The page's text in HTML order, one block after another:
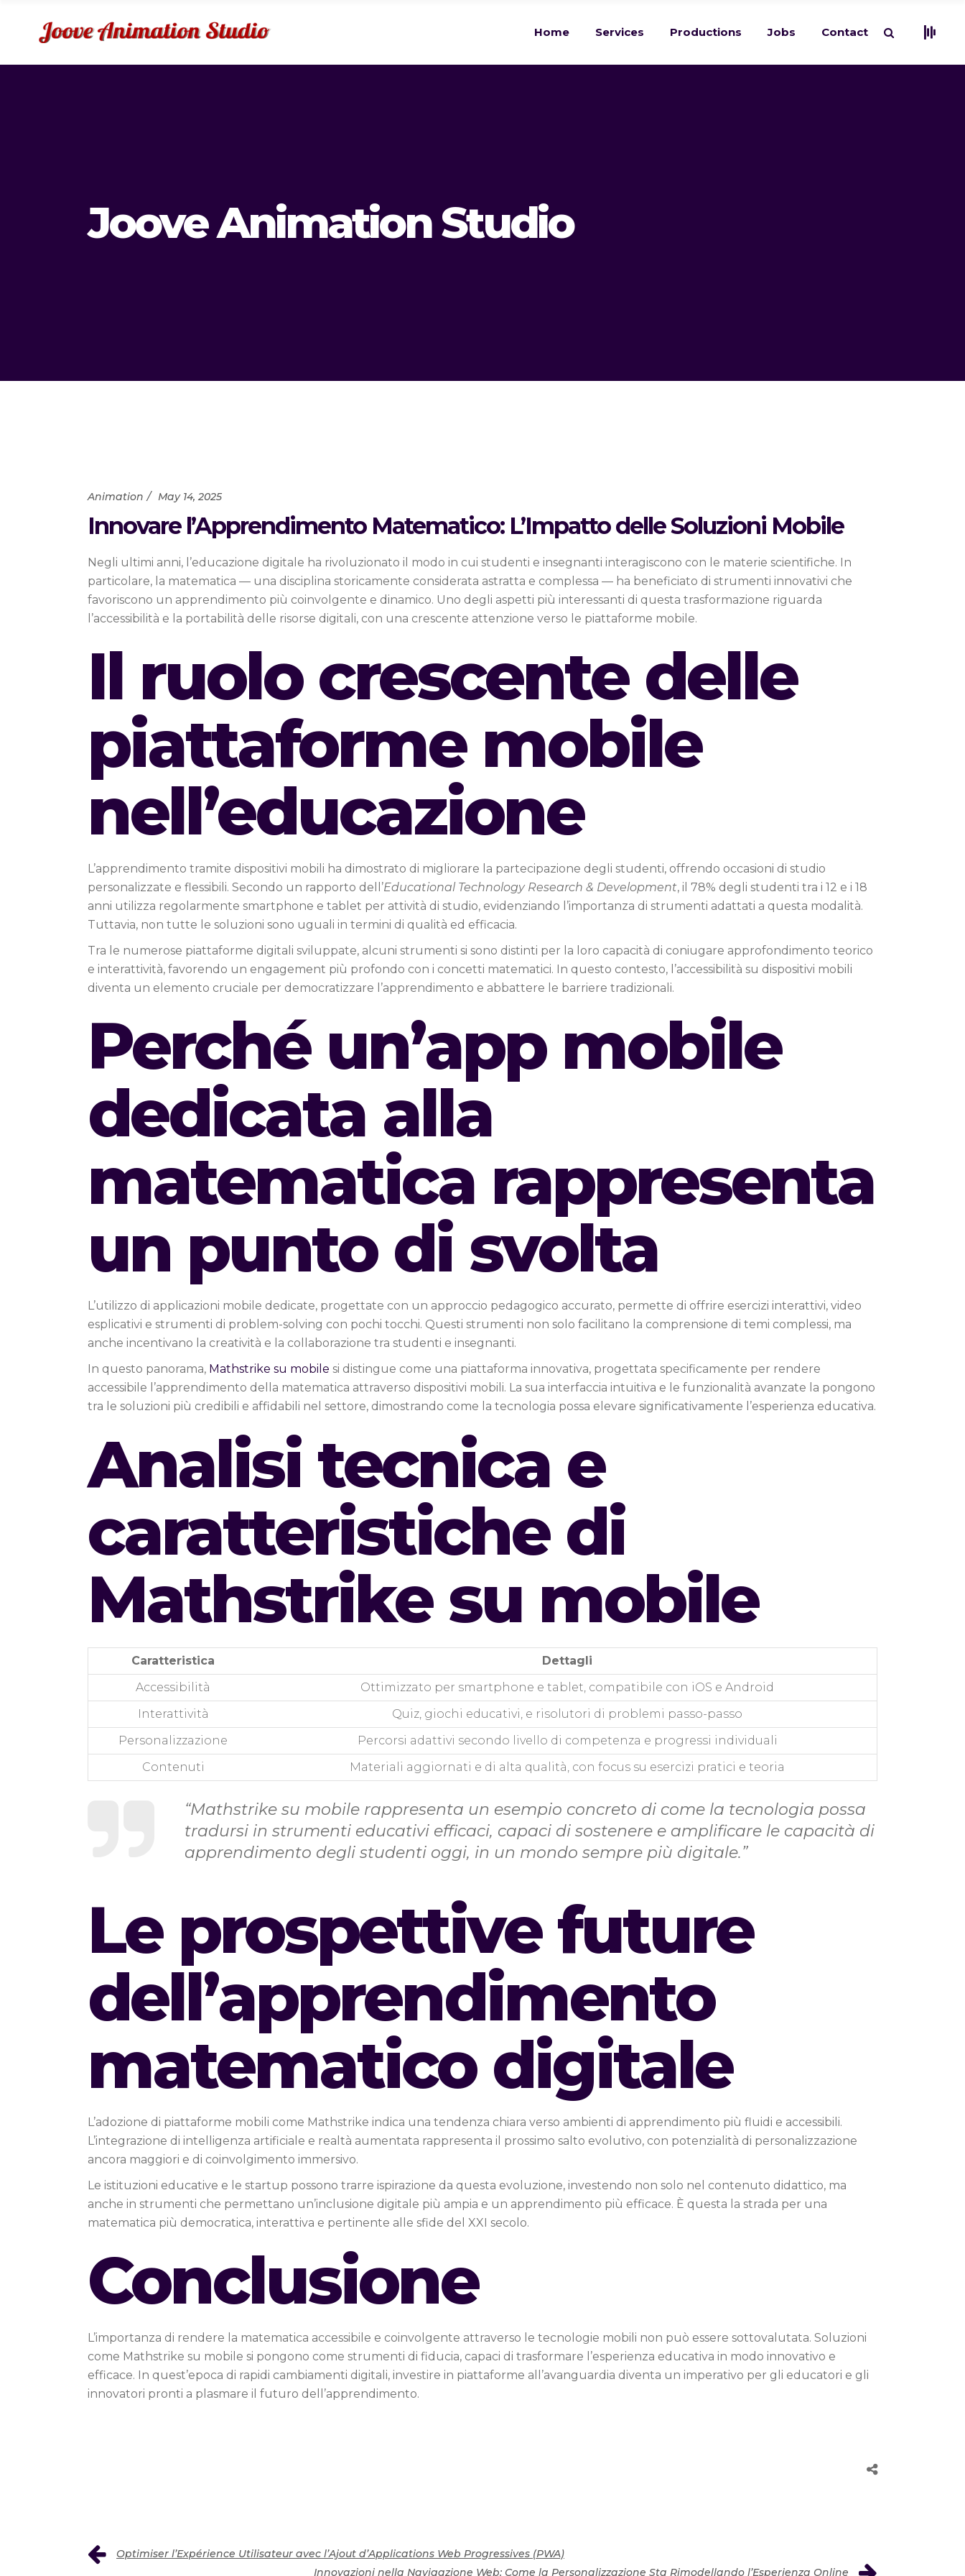
Home Services Productions Jobs Contact
Joove Animation Studio
Animation May 14, 2025
Innovare l’Apprendimento Matematico: L’Impatto delle Soluzioni Mobile
Negli ultimi anni, l’educazione digitale ha rivoluzionato il modo in cui studenti e insegnanti interagiscono con le materie scientifiche. In
particolare, la matematica — una disciplina storicamente considerata astratta e complessa — ha beneficiato di strumenti innovativi che
favoriscono un apprendimento più coinvolgente e dinamico. Uno degli aspetti più interessanti di questa trasformazione riguarda
l’accessibilità e la portabilità delle risorse digitali, con una crescente attenzione verso le piattaforme mobile.
Il ruolo crescente delle
piattaforme mobile
nell’educazione
L’apprendimento tramite dispositivi mobili ha dimostrato di migliorare la partecipazione degli studenti, offrendo occasioni di studio
personalizzate e flessibili. Secondo un rapporto dell’Educational Technology Research & Development, il 78% degli studenti tra i 12 e i 18
anni utilizza regolarmente smartphone e tablet per attività di studio, evidenziando l’importanza di strumenti adattati a questa modalità.
Tuttavia, non tutte le soluzioni sono uguali in termini di qualità ed efficacia.
Tra le numerose piattaforme digitali sviluppate, alcuni strumenti si sono distinti per la loro capacità di coniugare approfondimento teorico
e interattività, favorendo un engagement più profondo con i concetti matematici. In questo contesto, l’accessibilità su dispositivi mobili
diventa un elemento cruciale per democratizzare l’apprendimento e abbattere le barriere tradizionali.
Perché un’app mobile
dedicata alla
matematica rappresenta
un punto di svolta
L’utilizzo di applicazioni mobile dedicate, progettate con un approccio pedagogico accurato, permette di offrire esercizi interattivi, video
esplicativi e strumenti di problem-solving con pochi tocchi. Questi strumenti non solo facilitano la comprensione di temi complessi, ma
anche incentivano la creatività e la collaborazione tra studenti e insegnanti.
In questo panorama, Mathstrike su mobile si distingue come una piattaforma innovativa, progettata specificamente per rendere
accessibile l’apprendimento della matematica attraverso dispositivi mobili. La sua interfaccia intuitiva e le funzionalità avanzate la pongono
tra le soluzioni più credibili e affidabili nel settore, dimostrando come la tecnologia possa elevare significativamente l’esperienza educativa.
Analisi tecnica e
caratteristiche di
Mathstrike su mobile
Caratteristica
Dettagli
Accessibilità
Ottimizzato per smartphone e tablet, compatibile con iOS e Android
Interattività
Quiz, giochi educativi, e risolutori di problemi passo-passo
Personalizzazione
Percorsi adattivi secondo livello di competenza e progressi individuali
Contenuti
Materiali aggiornati e di alta qualità, con focus su esercizi pratici e teoria
“Mathstrike su mobile rappresenta un esempio concreto di come la tecnologia possa
tradursi in strumenti educativi efficaci, capaci di sostenere e amplificare le capacità di
apprendimento degli studenti oggi, in un mondo sempre più digitale.”
Le prospettive future
dell’apprendimento
matematico digitale
L’adozione di piattaforme mobili come Mathstrike indica una tendenza chiara verso ambienti di apprendimento più fluidi e accessibili.
L’integrazione di intelligenza artificiale e realtà aumentata rappresenta il prossimo salto evolutivo, con potenzialità di personalizzazione
ancora maggiori e di coinvolgimento immersivo.
Le istituzioni educative e le startup possono trarre ispirazione da questa evoluzione, investendo non solo nel contenuto didattico, ma
anche in strumenti che permettano un’inclusione digitale più ampia e un apprendimento più efficace. È questa la strada per una
matematica più democratica, interattiva e pertinente alle sfide del XXI secolo.
Conclusione
L’importanza di rendere la matematica accessibile e coinvolgente attraverso le tecnologie mobili non può essere sottovalutata. Soluzioni
come Mathstrike su mobile si pongono come strumenti di fiducia, capaci di trasformare l’esperienza educativa in modo innovativo e
efficace. In quest’epoca di rapidi cambiamenti digitali, investire in piattaforme all’avanguardia diventa un imperativo per gli educatori e gli
innovatori pronti a plasmare il futuro dell’apprendimento.
Optimiser l’Expérience Utilisateur avec l’Ajout d’Applications Web Progressives (PWA)
Innovazioni nella Navigazione Web: Come la Personalizzazione Sta Rimodellando l’Esperienza Online